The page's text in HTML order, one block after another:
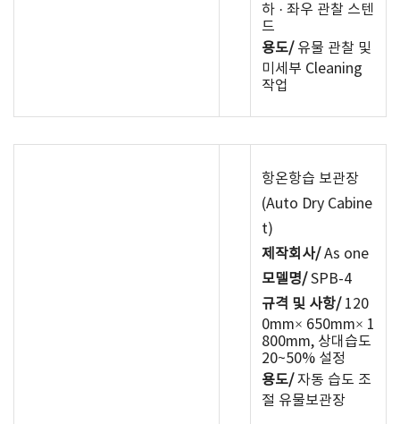
하 · 좌우 관찰 스텐
드
용도/유물 관찰 및
미세부 Cleaning
작업
항온항습 보관장
(Auto Dry Cabine
t)
제작회사/As one
모델명/SPB-4
규격 및 사항/120
0mm× 650mm× 1
800mm, 상대습도
20~50% 설정
용도/자동 습도 조
절 유물보관장